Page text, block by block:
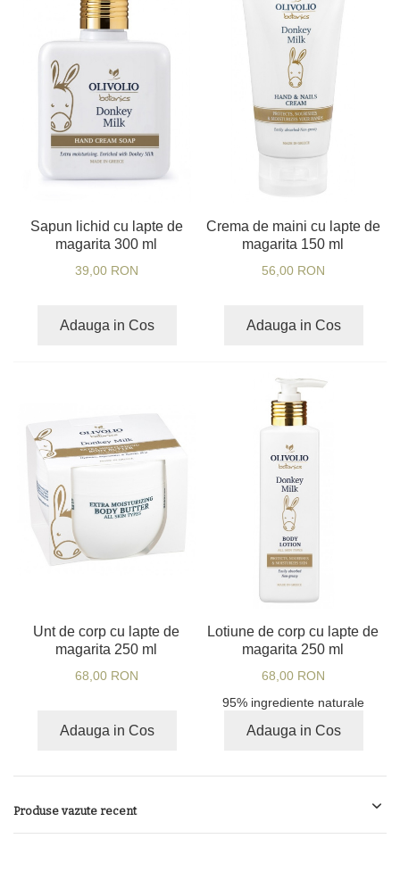
Sapun lichid cu lapte de
magarita 300 ml
39,00 RON
Adauga in Cos
Crema de maini cu lapte de
magarita 150 ml
56,00 RON
Adauga in Cos
Unt de corp cu lapte de
magarita 250 ml
68,00 RON
Adauga in Cos
Lotiune de corp cu lapte de
magarita 250 ml
68,00 RON
95% ingrediente naturale
Adauga in Cos
Produse vazute recent